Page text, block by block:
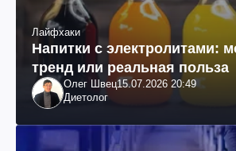
Лайфхаки
Напитки с электролитами:
тренд или реальная польза
Олег Швец15.07.2026 20:49
Диетолог